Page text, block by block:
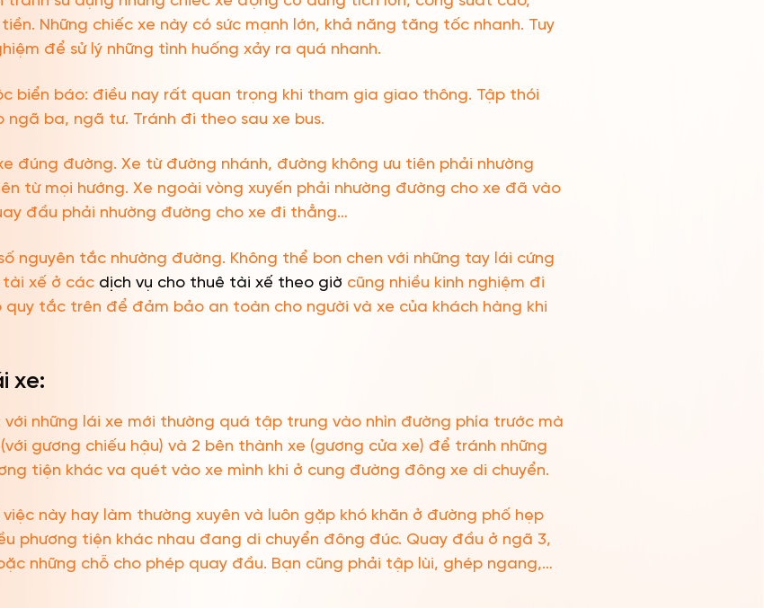
Những chiếc xe này có sức mạnh lớn, khả năng tăng tốc nhanh. Tuy
để sử lý những tình huống xảy ra quá nhanh.
biển báo: điều nay rất quan trọng khi tham gia giao thông. Tập thói
ba, ngã tư. Tránh đi theo sau xe bus.
đúng đường. Xe từ đường nhánh, đường không ưu tiên phải nhường
từ mọi hướng. Xe ngoài vòng xuyến phải nhường đường cho xe đã vào
đầu phải nhường đường cho xe đi thẳng…
nguyên tắc nhường đường. Không thể bon chen với những tay lái cứng
xế ở các dịch vụ cho thuê tài xế theo giờ cũng nhiều kinh nghiệm đi
tắc trên để đảm bảo an toàn cho người và xe của khách hàng khi
xe:
với những lái xe mới thường quá tập trung vào nhìn đường phía trước mà
gương chiếu hậu) và 2 bên thành xe (gương cửa xe) để tránh những
tiện khác va quét vào xe mình khi ở cung đường đông xe di chuyển.
này hay làm thường xuyên và luôn gặp khó khăn ở đường phố hẹp
phương tiện khác nhau đang di chuyển đông đúc. Quay đầu ở ngã 3,
những chỗ cho phép quay đầu. Bạn cũng phải tập lùi, ghép ngang,…